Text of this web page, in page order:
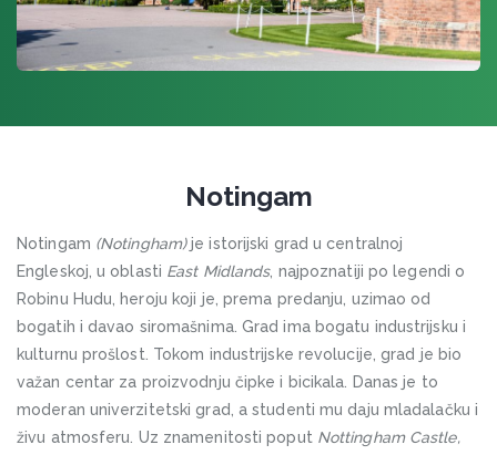
KOVENTRI
LESTER
LIVERPUL
LONDON
Instituto Marangoni
Sprachcaffe London
Notingam
Notingam (Notingham)je istorijski grad u centralnoj
Engleskoj, u oblasti East Midlands, najpoznatiji po legendi o
Robinu Hudu, heroju koji je, prema predanju, uzimao od
bogatih i davao siromašnima. Grad ima bogatu industrijsku i
kulturnu prošlost. Tokom industrijske revolucije, grad je bio
važan centar za proizvodnju čipke i bicikala. Danas je to
moderan univerzitetski grad, a studenti mu daju mladalačku i
živu atmosferu. Uz znamenitosti poput Nottingham Castle,